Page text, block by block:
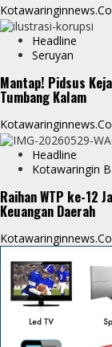
Headline
Seruyan
Mantap! Pidsus
Tumbang Kalam
Headline
Kotawaringin
Raihan WTP ke-12
Keuangan Daerah